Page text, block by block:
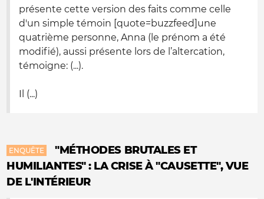
présente cette version des faits comme celle
d'un simple témoin [quote=buzzfeed]une
quatrième personne, Anna (le prénom a été
modifié), aussi présente lors de l’altercation,
témoigne: (...).
Il (...)
ENQUÊTE
"MÉTHODES BRUTALES ET
HUMILIANTES" : LA CRISE À "CAUSETTE", VUE
DE L'INTÉRIEUR